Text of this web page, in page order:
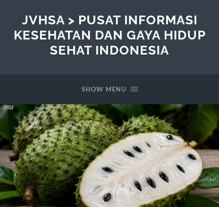
JVHSA > PUSAT INFORMASI
KESEHATAN DAN GAYA HIDUP
SEHAT INDONESIA
SHOW MENU